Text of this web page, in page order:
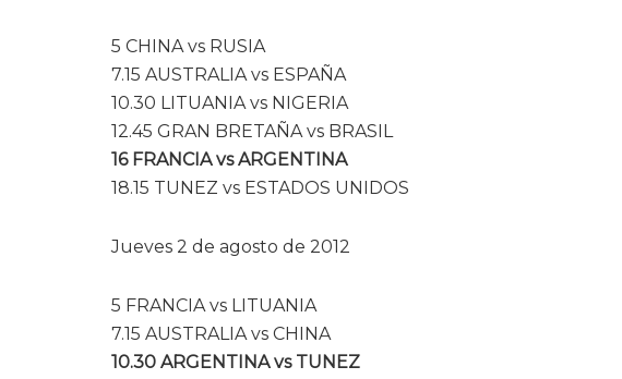
5 CHINA vs RUSIA
7.15 AUSTRALIA vs ESPAÑA
10.30 LITUANIA vs NIGERIA
12.45 GRAN BRETAÑA vs BRASIL
16 FRANCIA vs ARGENTINA
18.15 TUNEZ vs ESTADOS UNIDOS
Jueves 2 de agosto de 2012
5 FRANCIA vs LITUANIA
7.15 AUSTRALIA vs CHINA
10.30 ARGENTINA vs TUNEZ